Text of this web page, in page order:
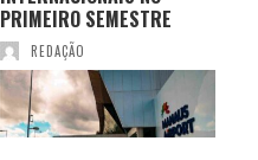
PRIMEIRO SEMESTRE
REDAÇÃO